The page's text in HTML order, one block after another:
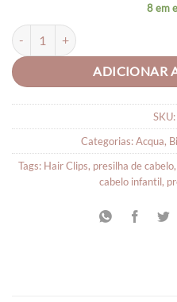
8 em
Kit Laço Piscina e Tiara Fundo do
ADICIONAR
SKU:
Categorias:Acqua,
Tags: Hair Clips, presilha de cabelo,
cabelo infantil,